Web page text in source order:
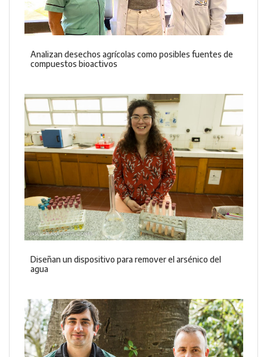
Analizan desechos agrícolas como posibles fuentes de
compuestos bioactivos
Diseñan un dispositivo para remover el arsénico del
agua